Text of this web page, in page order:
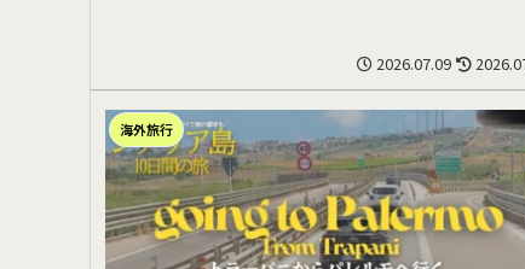
2026.07.09
海外旅行